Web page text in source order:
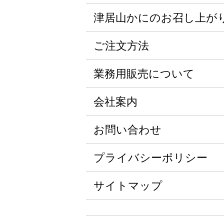
津居山かにのお召し上が
ご注文方法
業務用販売について
会社案内
お問い合わせ
プライバシーポリシー
サイトマップ